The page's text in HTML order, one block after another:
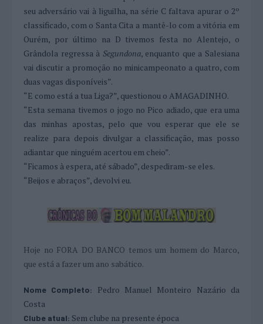
seu adversário vai à liguilha, na série C faltava apurar o 2º
classificado, com o Santa Cita a mantê-lo com a vitória em
Ourém, por último na D tivemos festa no Alentejo, o
Grândola regressa à Segundona, enquanto que a Salesiana
vai discutir a promoção no minicampeonato a quatro, com
duas vagas disponíveis”.
“E como está a tua Liga?”, questionou o AMAGADINHO.
“Esta semana tivemos o jogo no Pico adiado, que era uma
das minhas apostas, pelo que vou esperar que ele se
realize para depois divulgar a classificação, mas posso
adiantar que ninguém acertou em cheio”.
“Ficamos à espera, até sábado”, despediram-se eles.
“Beijos e abraços”, devolvi eu.
Hoje no FORA DO BANCO temos um homem do Marco,
que está a fazer um ano sabático.
Nome Completo: Pedro Manuel Monteiro Nazário da
Costa
Clube atual: Sem clube na presente época